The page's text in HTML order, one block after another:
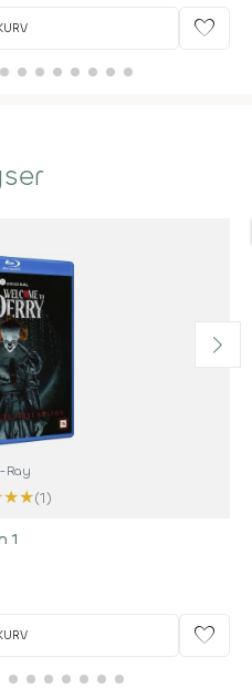
favorite
Ray
★★(1)
1
favorite